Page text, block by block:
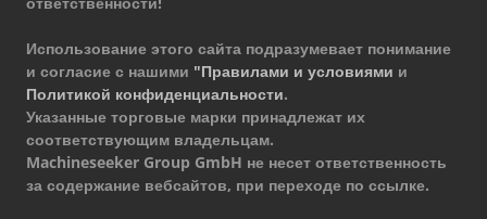
Использование этого сайта подразумевает понимание
и согласие с нашими "Правилами и условиями и
Политикой конфиденциальности.
Указанные торговые марки принадлежат их
соответствующим владельцам.
Machineseeker Group GmbH не несет ответственность
за содержание вебсайтов, при переходе по ссылке.